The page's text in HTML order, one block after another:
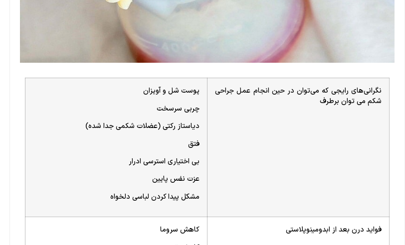
نگرانی‌های رایجی که می‌توان در حین انجام عمل جراحی
شکم می توان برطرف
پوست شل و آویزان
چربی سرسخت
دیاستاز رکتی (عضلات شکمی جدا شده)
فتق
بی اختیاری استرسی ادرار
عزت نفس پایین
مشکل پیدا کردن لباسی دلخواه
فواید درن بعد از ابدومینوپلاستی
کاهش سروما